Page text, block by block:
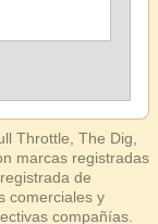
Throttle, The Dig,
marcas registradas
de
comerciales y
compañías.